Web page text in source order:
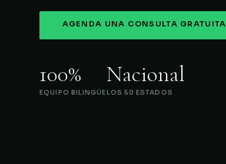
AGENDA UNA CONSULTA GRATUITA
100%
EQUIPO BILINGÜE
Nacional
LOS 50 ESTADOS